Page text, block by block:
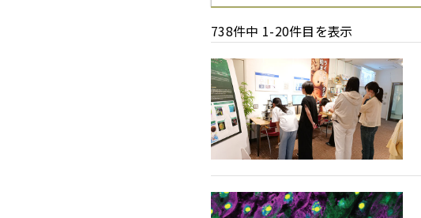
2026
2025
2024
2023
2022
2021
2020
2019
2018
738件中 1-20件目を表示